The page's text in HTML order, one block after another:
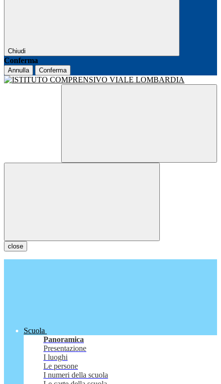
Chiudi
Conferma
Annulla Conferma
close
Scuola
Panoramica
Presentazione
I luoghi
Le persone
I numeri della scuola